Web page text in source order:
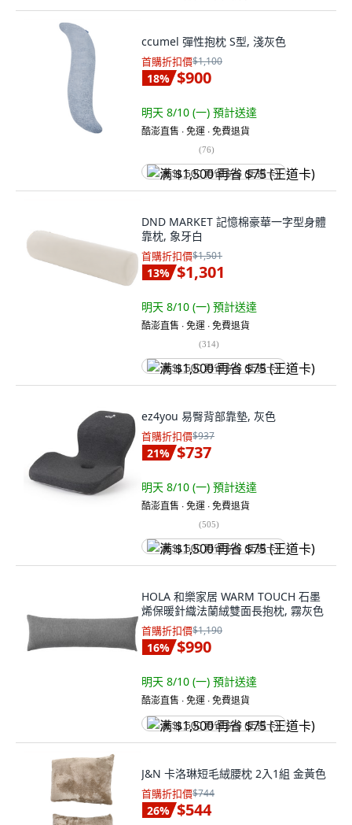
ccumel 彈性抱枕 S型, 淺灰色
首購折扣價$1,100
18% $900
明天 8/10 (一) 預計送達
酷澎直售 ∙ 免運 ∙ 免費退貨
(76)
满 $1,500 再省 $75 (王道卡)
DND MARKET 記憶棉豪華一字型身體
靠枕, 象牙白
首購折扣價$1,501
13% $1,301
明天 8/10 (一) 預計送達
酷澎直售 ∙ 免運 ∙ 免費退貨
(314)
满 $1,500 再省 $75 (王道卡)
ez4you 易臀背部靠墊, 灰色
首購折扣價$937
21% $737
明天 8/10 (一) 預計送達
酷澎直售 ∙ 免運 ∙ 免費退貨
(505)
满 $1,500 再省 $75 (王道卡)
HOLA 和樂家居 WARM TOUCH 石墨
烯保暖針織法蘭絨雙面長抱枕, 霧灰色
首購折扣價$1,190
16% $990
明天 8/10 (一) 預計送達
酷澎直售 ∙ 免運 ∙ 免費退貨
满 $1,500 再省 $75 (王道卡)
J&N 卡洛琳短毛絨腰枕 2入1組 金黃色
首購折扣價$744
26% $544